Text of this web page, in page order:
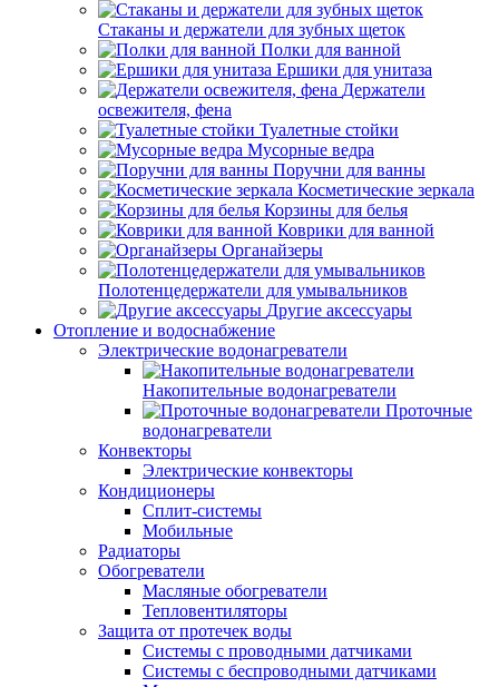
Стаканы и держатели для зубных щеток
Полки для ванной
Ершики для унитаза
Держатели
освежителя, фена
Туалетные стойки
Мусорные ведра
Поручни для ванны
Косметические зеркала
Корзины для белья
Коврики для ванной
Органайзеры
Полотенцедержатели для умывальников
Другие аксессуары
Отопление и водоснабжение
Электрические водонагреватели
Накопительные водонагреватели
Проточные
водонагреватели
Конвекторы
Электрические конвекторы
Кондиционеры
Сплит-системы
Мобильные
Радиаторы
Обогреватели
Масляные обогреватели
Тепловентиляторы
Защита от протечек воды
Системы с проводными датчиками
Системы с беспроводными датчиками